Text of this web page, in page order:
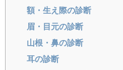
額・生え際の診断
眉・目元の診断
山根・鼻の診断
耳の診断